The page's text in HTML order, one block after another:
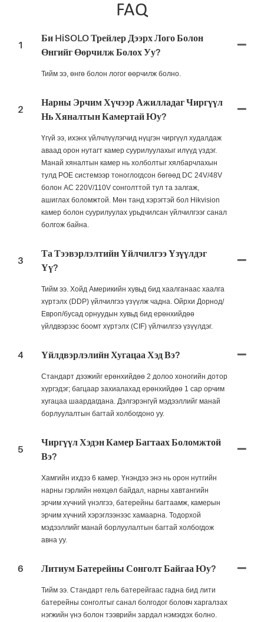
FAQ
1
Би HiSOLO Трейлер Дээрх Лого Болон
Өнгийг Өөрчилж Болох Уу?
Тийм ээ, өнгө болон логог өөрчилж болно.
2
Нарны Эрчим Хүчээр Ажилладаг Чиргүүл
Нь Хяналтын Камертай Юу?
Үгүй ээ, ихэнх үйлчлүүлэгчид нүцгэн чиргүүл худалдаж
аваад орон нутагт камер суурилуулахыг илүүд үздэг.
Манай хяналтын камер нь холболтыг хялбарчлахын
тулд POE системээр тоноглогдсон бөгөөд DC 24V/48V
болон AC 220V/110V сонголттой тул та залгаж,
ашиглах боломжтой. Мөн танд хэрэгтэй бол Hikvision
камер болон суурилуулах урьдчилсан үйлчилгээг санал
болгож байна.
3
Та Тээвэрлэлтийн Үйлчилгээ Үзүүлдэг
Үү?
Тийм ээ. Хойд Америкийн хувьд бид хаалганаас хаалга
хүртэлх (DDP) үйлчилгээ үзүүлж чадна. Ойрхи Дорнод/
Европ/бусад орнуудын хувьд бид ерөнхийдөө
үйлдвэрээс боомт хүртэлх (CIF) үйлчилгээ үзүүлдэг.
4 Үйлдвэрлэлийн Хугацаа Хэд Вэ?
Стандарт дээжийг ерөнхийдөө 2 долоо хоногийн дотор
хүргэдэг; багцаар захиалахад ерөнхийдөө 1 сар орчим
хугацаа шаардагдана. Дэлгэрэнгүй мэдээллийг манай
борлуулалтын багтай холбогдоно уу.
5
Чиргүүл Хэдэн Камер Багтаах Боломжтой
Вэ?
Хамгийн ихдээ 6 камер. Үнэндээ энэ нь орон нутгийн
нарны гэрлийн нөхцөл байдал, нарны хавтангийн
эрчим хүчний үнэлгээ, батерейны багтаамж, камерын
эрчим хүчний хэрэглээнээс хамаарна. Тодорхой
мэдээллийг манай борлуулалтын багтай холбогдож
авна уу.
6 Литиум Батерейны Сонголт Байгаа Юу?
Тийм ээ. Стандарт гель батерейгаас гадна бид лити
батерейны сонголтыг санал болгодог боловч харгалзах
нэгжийн үнэ болон тээврийн зардал нэмэгдэх болно.